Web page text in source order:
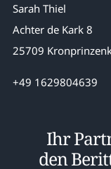
Sarah Thiel
Achter de Kark 8
25709
+49 1629804639
Ihr
den